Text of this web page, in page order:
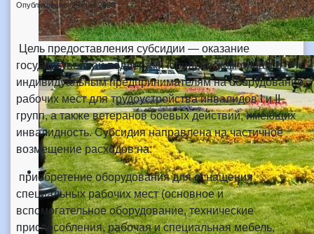
Опубликовано: 29 мая 2026
Цель предоставления субсидии — оказание
государственной поддержки юридическим лицам и
индивидуальным предпринимателям на оборудование
рабочих мест для трудоустройства инвалидов I и II
групп, а также ветеранов боевых действий, имеющих
инвалидность. Субсидия направлена на частичное
возмещение расходов на:
приобретение оборудования для оснащения
специальных рабочих мест (основное и
вспомогательное оборудование, технические
приспособления, рабочая и специальная мебель,